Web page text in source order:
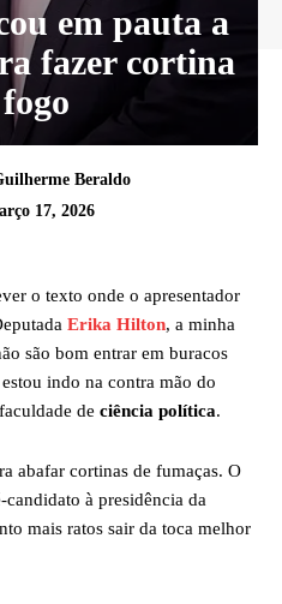
em pauta a
fazer cortina
Beraldo
17, 2026
o texto onde o apresentador
Erika Hilton, a minha
são bom entrar em buracos
indo na contra mão do
de ciência política.
abafar cortinas de fumaças. O
à presidência da
mais ratos sair da toca melhor